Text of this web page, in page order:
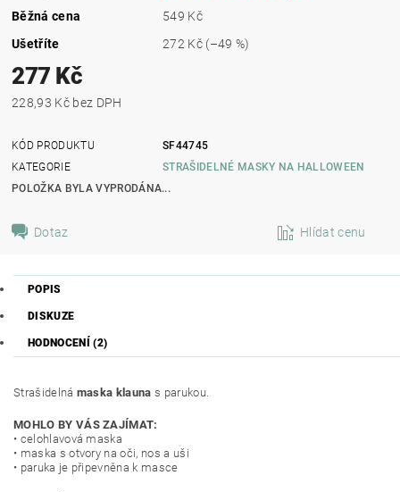
Běžná cena
549 Kč
Ušetříte
272 Kč (–49 %)
277 Kč
228,93 Kč bez DPH
KÓD PRODUKTU
SF44745
KATEGORIE
STRAŠIDELNÉ MASKY NA HALLOWEEN
POLOŽKA BYLA VYPRODÁNA...
Dotaz Hlídat cenu
POPIS
DISKUZE
HODNOCENÍ (2)
Strašidelná maska klauna s parukou.
MOHLO BY VÁS ZAJÍMAT:
• celohlavová maska
• maska s otvory na oči, nos a uši
• paruka je připevněna k masce